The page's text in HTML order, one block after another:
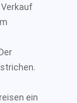
Verkauf
ein